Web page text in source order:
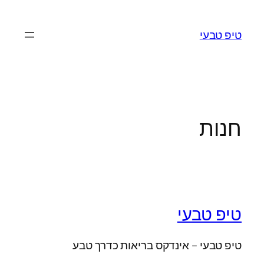
טיפ טבעי
חנות
טיפ טבעי
טיפ טבעי – אינדקס בריאות כדרך טבע